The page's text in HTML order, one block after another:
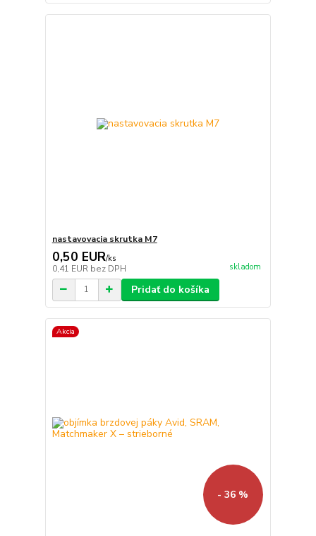
nastavovacia skrutka M7
0,50 EUR/ks
0,41 EUR bez DPH skladom
Pridať do košíka
Akcia
- 36 %